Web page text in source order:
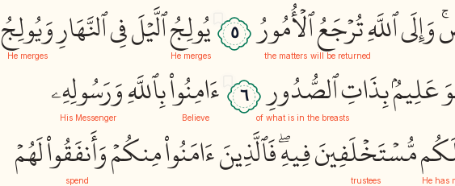
وَإِلَىٱللَّهِتُرۡجَعُ
will be returned
ٱلۡأُمُورُ
the matters
٥ يُولِجُ
He merges
ٱلَّيۡلَفِيٱلنَّهَارِوَيُولِجُ
He merges
عَلِيمُۢبِذَاتِٱلصُّدُورِ
of what is in the breasts
٦ ءَامِنُواْ
Believe
بِٱللَّهِوَرَسُولِهِۦ
His Messenger
He has
مُّسۡتَخۡلَفِينَ
trustees
فِيهِۖفَٱلَّذِينَءَامَنُواْمِنكُمۡوَأَنفَقُواْ
spend
لَهُمۡ